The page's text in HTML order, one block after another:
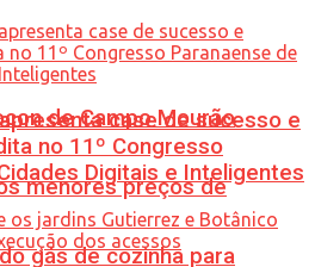
de Campo Mourão
menores preços de
gás de cozinha para
case de sucesso e
no 11º Congresso
Digitais e Inteligentes